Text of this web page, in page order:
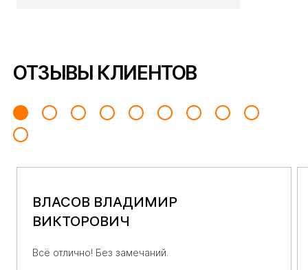
ОТЗЫВЫ КЛИЕНТОВ
ВЛАСОВ ВЛАДИМИР
ВИКТОРОВИЧ
Всё отлично! Без замечаний.